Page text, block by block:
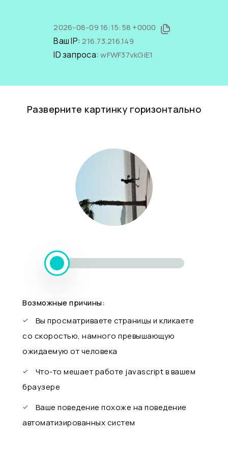
2026-08-09 16:15:58 +0000
Ваш IP:216.73.216.149
ID запроса:wFWF37vkGiE1
Разверните картинку горизонтально
Возможные причины:
Вы просматриваете страницы и кликаете
со скоростью, намного превышающую
ожидаемую от человека
Что-то мешает работе javascript в вашем
браузере
Ваше поведение похоже на поведение
автоматизированных систем